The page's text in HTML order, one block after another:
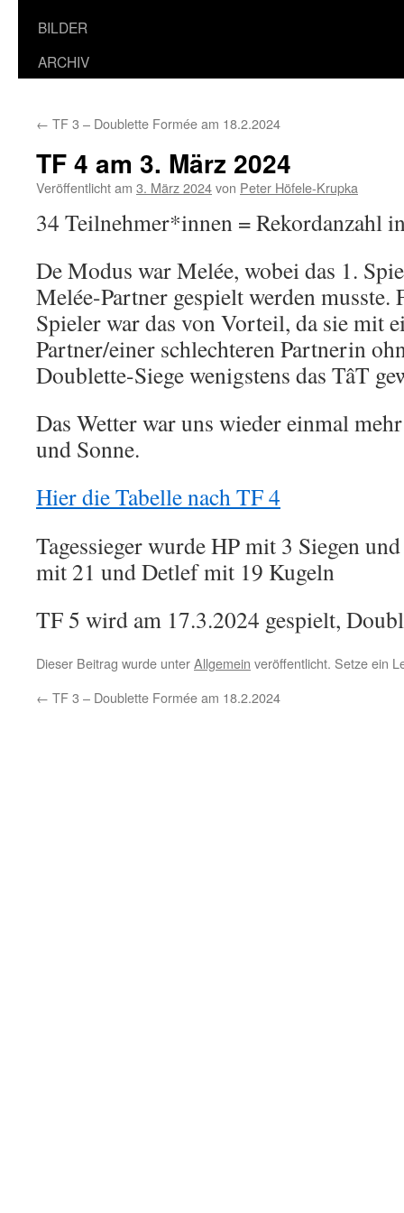
BILDER
ARCHIV
← TF 3 – Doublette Formée am 18.2.2024
TF 4 am 3. März 2024
Veröffentlicht am 3. März 2024von Peter Höfele-Krupka
34 Teilnehmer*innen = Rekordanzahl
De Modus war Melée, wobei das 1.
Melée-Partner gespielt werden musste.
Spieler war das von Vorteil, da sie mit
Partner/einer schlechteren Partnerin
Doublette-Siege wenigstens das TâT
Das Wetter war uns wieder einmal
und Sonne.
Hier die Tabelle nach TF 4
Tagessieger wurde HP mit 3 Siegen
mit 21 und Detlef mit 19 Kugeln
TF 5 wird am 17.3.2024 gespielt,
Dieser Beitrag wurde unterAllgemein veröffentlicht. Setze ein
← TF 3 – Doublette Formée am 18.2.2024